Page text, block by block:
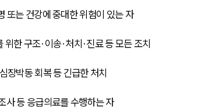
또는 건강에 중대한 위험이 있는 자
한 구조·이송·처치·진료 등 모든 조치
장박동 회복 등 긴급한 처치
사 등 응급의료를 수행하는 자